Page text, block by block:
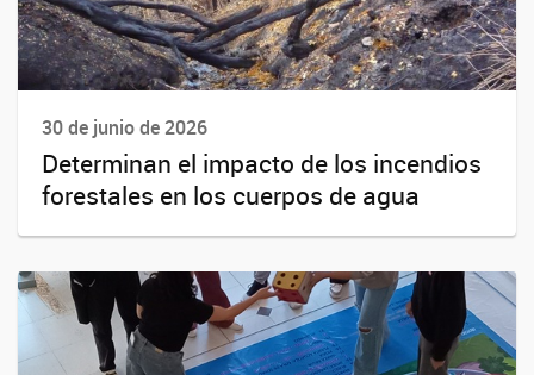
30 de junio de 2026
Determinan el impacto de los incendios
forestales en los cuerpos de agua